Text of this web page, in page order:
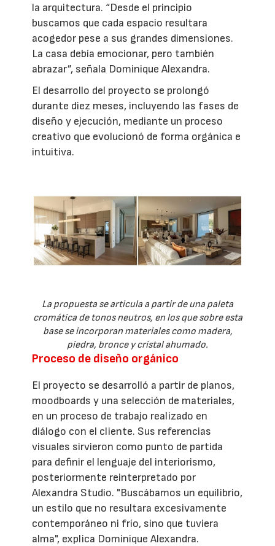
la arquitectura. “Desde el principio
buscamos que cada espacio resultara
acogedor pese a sus grandes dimensiones.
La casa debía emocionar, pero también
abrazar”, señala Dominique Alexandra.
El desarrollo del proyecto se prolongó
durante diez meses, incluyendo las fases de
diseño y ejecución, mediante un proceso
creativo que evolucionó de forma orgánica e
intuitiva.
La propuesta se articula a partir de una paleta
cromática de tonos neutros, en los que sobre esta
base se incorporan materiales como madera,
piedra, bronce y cristal ahumado.
Proceso de diseño orgánico
El proyecto se desarrolló a partir de planos,
moodboards y una selección de materiales,
en un proceso de trabajo realizado en
diálogo con el cliente. Sus referencias
visuales sirvieron como punto de partida
para definir el lenguaje del interiorismo,
posteriormente reinterpretado por
Alexandra Studio. "Buscábamos un equilibrio,
un estilo que no resultara excesivamente
contemporáneo ni frío, sino que tuviera
alma", explica Dominique Alexandra.